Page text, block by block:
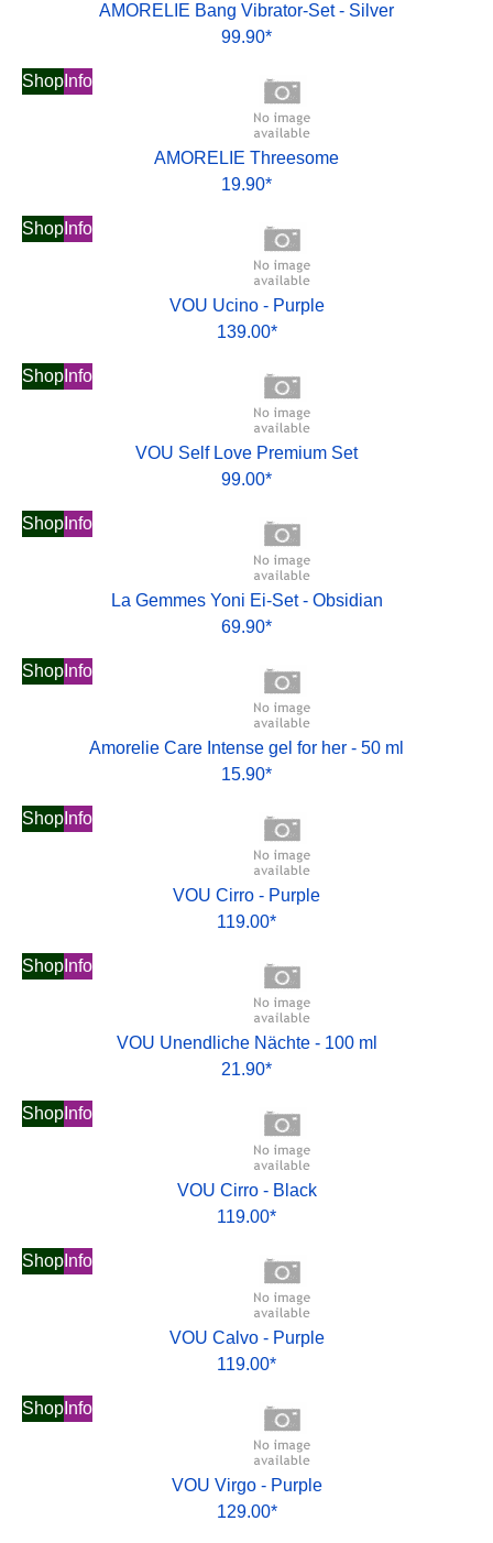
AMORELIE Bang Vibrator-Set - Silver
99.90*
Shop Info
AMORELIE Threesome
19.90*
Shop Info
VOU Ucino - Purple
139.00*
Shop Info
VOU Self Love Premium Set
99.00*
Shop Info
La Gemmes Yoni Ei-Set - Obsidian
69.90*
Shop Info
Amorelie Care Intense gel for her - 50 ml
15.90*
Shop Info
VOU Cirro - Purple
119.00*
Shop Info
VOU Unendliche Nächte - 100 ml
21.90*
Shop Info
VOU Cirro - Black
119.00*
Shop Info
VOU Calvo - Purple
119.00*
Shop Info
VOU Virgo - Purple
129.00*